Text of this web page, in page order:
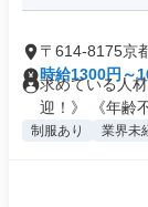
〒614-8175京
時給1300円～
求めている人
迎！》 《年齢
制服あり 業界未